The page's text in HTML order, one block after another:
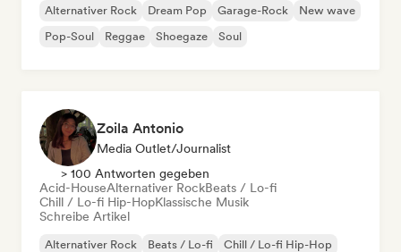
Alternativer Rock Dream Pop Garage-Rock
New wave
Pop-Soul
Reggae Shoegaze Soul
Zoila Antonio
Media Outlet/Journalist
> 100 Antworten gegeben
Acid-HouseAlternativer RockBeats / Lo-fi
Chill / Lo-fi Hip-HopKlassische Musik
Schreibe Artikel
Alternativer Rock Beats / Lo-fi
Chill / Lo-fi Hip-Hop